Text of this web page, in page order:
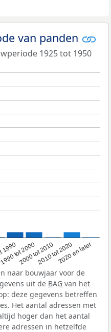
van panden
1925 tot 1950
tot 2000
2000 tot 20102010 tot 20202020 en later
naar bouwjaar voor de
uit de BAG van het
deze gegevens betreffen
Het aantal adressen met
hoger dan het aantal
adressen in hetzelfde